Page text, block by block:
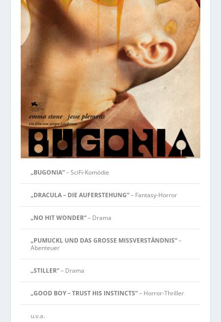
„BUGONIA“– SciFi-Komödie
„DRACULA – DIE AUFERSTEHUNG“– Fantasy-Horror
„NO HIT WONDER“– Drama
„PUMUCKL UND DAS GROSSE MISSVERSTÄNDNIS“–
Abenteuer
„STILLER“– Drama
„GOOD BOY – TRUST HIS INSTINCTS“– Horror-Thriller
u.v.a.